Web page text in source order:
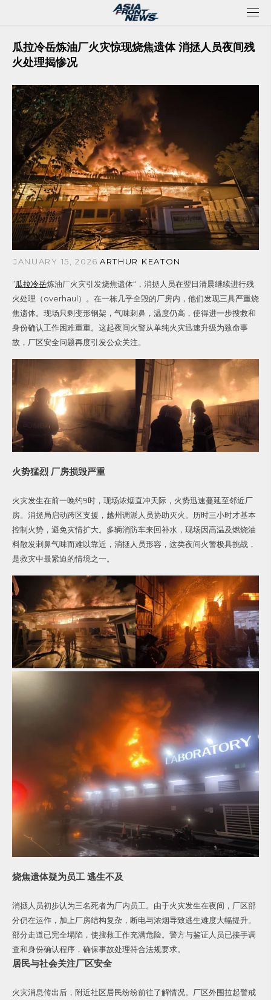
瓜拉冷岳炼油厂火灾惊现烧焦遗体 消拯人员夜间残
火处理揭惨况
JANUARY 15, 2026 ARTHUR KEATON
”瓜拉冷岳炼油厂火灾引发烧焦遗体“，消拯人员在翌日清晨继续进行残
火处理（overhaul）。在一栋几乎全毁的厂房内，他们发现三具严重烧
焦遗体。现场只剩变形钢架，气味刺鼻，温度仍高，使得进一步搜救和
身份确认工作困难重重。这起夜间火警从单纯火灾迅速升级为致命事
故，厂区安全问题再度引发公众关注。
火势猛烈 厂房损毁严重
火灾发生在前一晚约9时，现场浓烟直冲天际，火势迅速蔓延至邻近厂
房。消拯局启动跨区支援，越州调派人员协助灭火。历时三小时才基本
控制火势，避免灾情扩大。多辆消防车来回补水，现场因高温及燃烧油
料散发刺鼻气味而难以靠近，消拯人员形容，这类夜间火警极具挑战，
是救灾中最紧迫的情境之一。
烧焦遗体疑为员工 逃生不及
消拯人员初步认为三名死者为厂内员工。由于火灾发生在夜间，厂区部
分仍在运作，加上厂房结构复杂，断电与浓烟导致逃生难度大幅提升。
部分走道已完全塌陷，使搜救工作充满危险。警方与鉴证人员已接手调
查和身份确认程序，确保事故处理符合法规要求。
居民与社会关注厂区安全
火灾消息传出后，附近社区居民纷纷前往了解情况。厂区外围拉起警戒